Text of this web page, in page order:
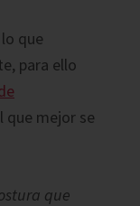
que
para ello
que mejor se
que